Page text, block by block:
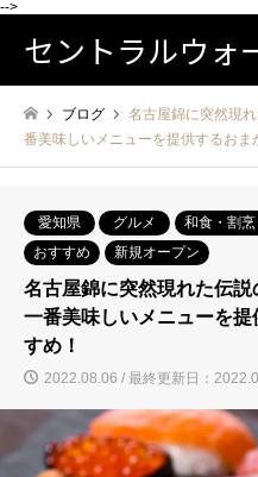
-->
セントラルウォ
ブログ
名古屋錦に突然現
番美味しいメニューを提供するおま
愛知県 グルメ
和食・割
おすすめ
新規オープン
名古屋錦に突然現れた伝説
一番美味しいメニューを
すめ！
2022.08.06 / 最終更新日：